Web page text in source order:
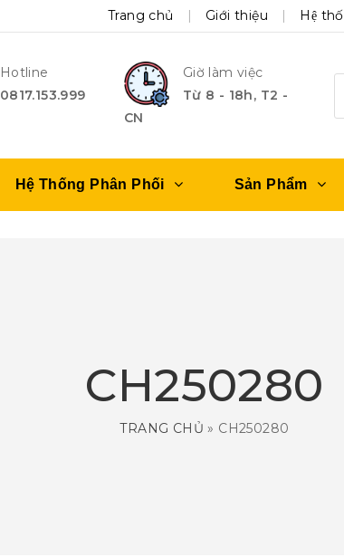
Trang chủ Giới thiệu Hệ
Hotline
0817.153.999
Giờ làm việc
Từ 8 - 18h, T2 -
CN
Hệ Thống Phân Phối Sản Phẩm
CH250280
TRANG CHỦ » CH250280